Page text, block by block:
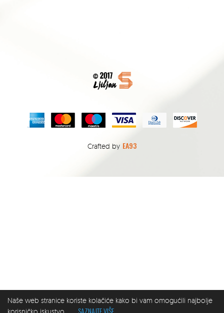
Naše web stranice koriste kolačiće kako bi vam omogućili najbolje
korisničko iskustvo.
SAZNAJTE VIŠE
Crafted by EA93